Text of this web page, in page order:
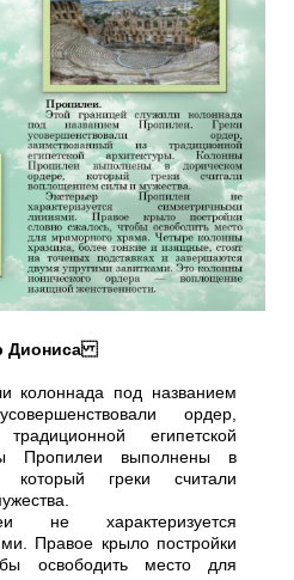
Диониса
колоннада под названием
ордер,
египетской
Пропилеи выполнены в
который греки считали
не характеризуется
Правое крыло постройки
освободить место для